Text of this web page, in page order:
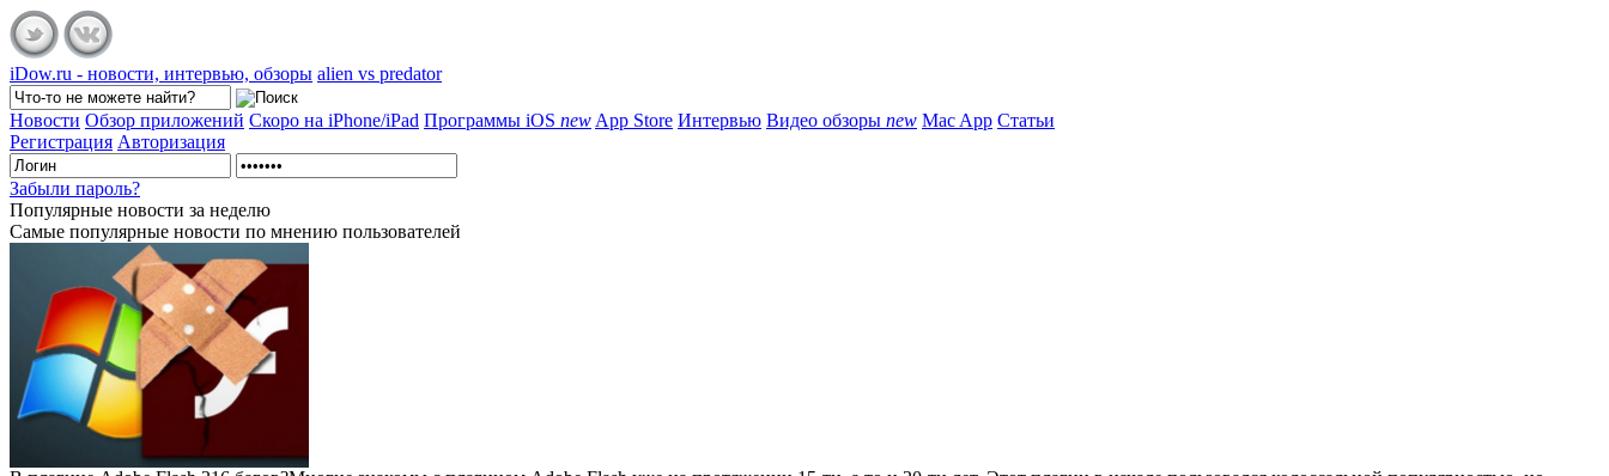
iDow.ru - новости, интервью, обзоры alien vs predator
Новости Обзор приложений Скоро на iPhone/iPad Программы iOS new App Store Интервью Видео обзоры new Mac App Статьи
Регистрация Авторизация
Забыли пароль?
Популярные новости за неделю
Самые популярные новости по мнению пользователей